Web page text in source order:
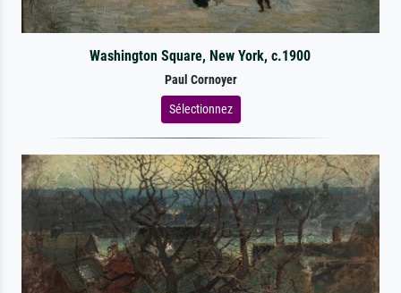
Washington Square, New York, c.1900
Paul Cornoyer
Sélectionnez